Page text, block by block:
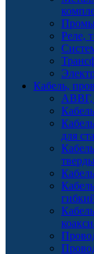
Реле,
Кабель,
АВВГ,
для